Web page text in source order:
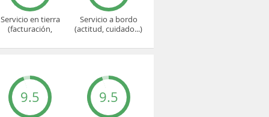
Servicio en tierra
(facturación,
Servicio a bordo
(actitud, cuidado...)
9.5 9.5